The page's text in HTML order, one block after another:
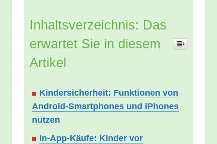
Inhaltsverzeichnis: Das
erwartet Sie in diesem
Artikel
Kindersicherheit: Funktionen von
Android-Smartphones und iPhones
nutzen
In-App-Käufe: Kinder vor